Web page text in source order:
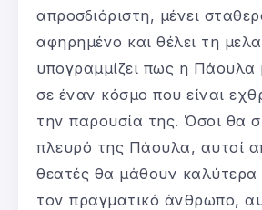
απροσδιόριστη, μένει
αφηρημένο και θέλει τη
υπογραμμίζει πως η Πάουλα
σε έναν κόσμο που είναι
την παρουσία της. Όσοι θα
πλευρό της Πάουλα, αυτοί
θεατές θα μάθουν καλύτερα
τον πραγματικό άνθρωπο,